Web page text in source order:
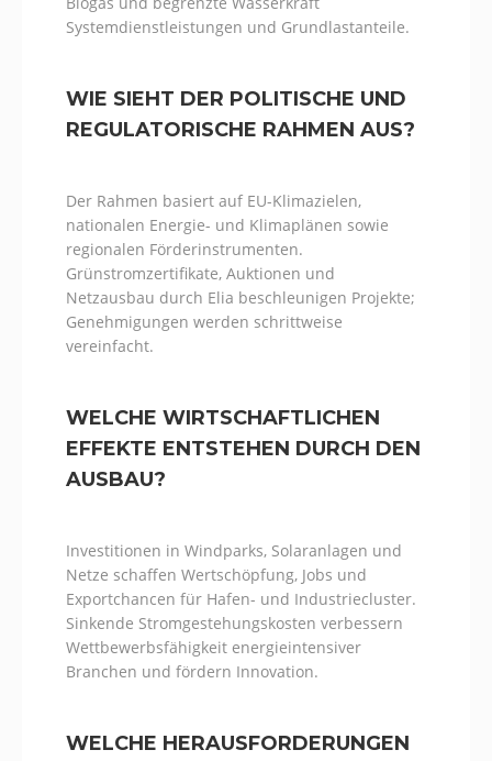
Systemdienstleistungen und Grundlastanteile.
WIE SIEHT DER POLITISCHE UND
REGULATORISCHE RAHMEN AUS?
Der Rahmen basiert auf EU-Klimazielen,
nationalen Energie- und Klimaplänen sowie
regionalen Förderinstrumenten.
Grünstromzertifikate, Auktionen und
Netzausbau durch Elia beschleunigen Projekte;
Genehmigungen werden schrittweise
vereinfacht.
WELCHE WIRTSCHAFTLICHEN
EFFEKTE ENTSTEHEN DURCH DEN
AUSBAU?
Investitionen in Windparks, Solaranlagen und
Netze schaffen Wertschöpfung, Jobs und
Exportchancen für Hafen- und Industriecluster.
Sinkende Stromgestehungskosten verbessern
Wettbewerbsfähigkeit energieintensiver
Branchen und fördern Innovation.
WELCHE HERAUSFORDERUNGEN